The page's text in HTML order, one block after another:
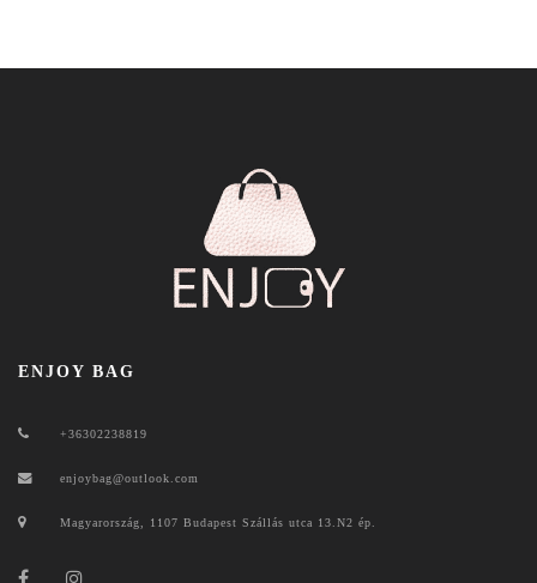
ENJOY BAG
+36302238819
enjoybag@outlook.com
Magyarország, 1107 Budapest Szállás utca 13.N2 ép.